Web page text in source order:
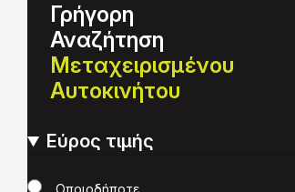
Γρήγορη
Αναζήτηση
Μεταχειρισμένου
Αυτοκινήτου
Εύρος τιμής
Τιμή